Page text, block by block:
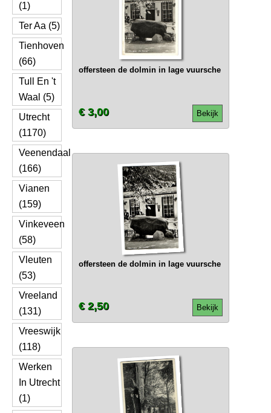
(1)
Ter Aa (5)
Tienhoven
(66)
Tull En 't
Waal (5)
Utrecht
(1170)
Veenendaal
(166)
Vianen
(159)
Vinkeveen
(58)
Vleuten
(53)
Vreeland
(131)
Vreeswijk
(118)
Werken
In Utrecht
(1)
offersteen de dolmin in lage vuursche
Bekijk
€ 3,00
offersteen de dolmin in lage vuursche
Bekijk
€ 2,50